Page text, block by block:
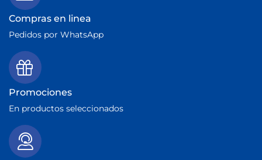
Compras en linea
Pedidos por WhatsApp
Promociones
En productos seleccionados